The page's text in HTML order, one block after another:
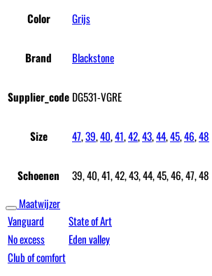
Color
Grijs
Brand Blackstone
Supplier_code DG531-VGRE
Size 47,39,40,41,42,43,44,45,46,48
Schoenen
39, 40, 41, 42, 43, 44, 45, 46, 47, 48
Maatwijzer
Vanguard
State of Art
No excess
Eden valley
Club of comfort